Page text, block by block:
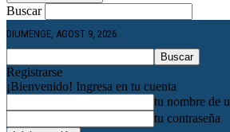
Buscar
DIUMENGE, AGOST 9, 2026
Registrarse
¡Bienvenido! Ingresa en tu cuenta
tu nombre de
tu contraseña